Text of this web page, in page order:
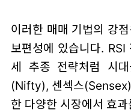
이러한 매매 기법의 강
보편성에 있습니다.
세 추종 전략처럼 시
(Nifty), 센섹스
한 다양한 시장에서 효